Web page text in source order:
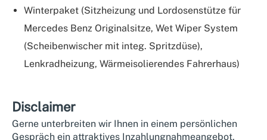
Winterpaket (Sitzheizung und Lordosenstütze für
Mercedes Benz Originalsitze, Wet Wiper System
(Scheibenwischer mit integ. Spritzdüse),
Lenkradheizung, Wärmeisolierendes Fahrerhaus)
Disclaimer
Gerne unterbreiten wir Ihnen in einem persönlichen
Gespräch ein attraktives Inzahlungnahmeangebot,